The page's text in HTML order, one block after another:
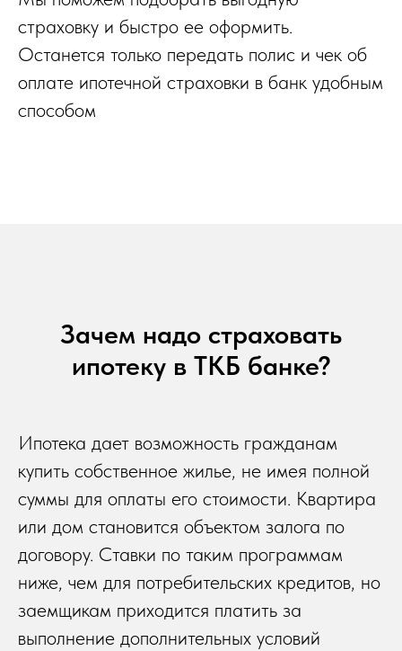
страховку и быстро ее оформить.
Останется только передать полис и чек об
оплате ипотечной страховки в банк удобным
способом
Зачем надо страховать
ипотеку в ТКБ банке?
Ипотека дает возможность гражданам
купить собственное жилье, не имея полной
суммы для оплаты его стоимости. Квартира
или дом становится объектом залога по
договору. Ставки по таким программам
ниже, чем для потребительских кредитов, но
заемщикам приходится платить за
выполнение дополнительных условий